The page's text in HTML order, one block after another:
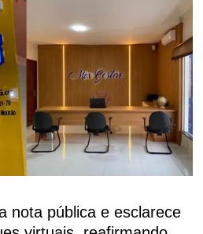
nota pública e esclarece